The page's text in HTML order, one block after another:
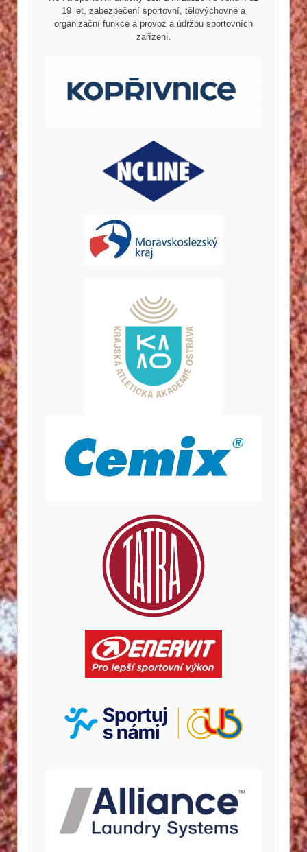
19 let, zabezpečení sportovní, tělovýchovné a
organizační funkce a provoz a údržbu sportovních
zařízení.